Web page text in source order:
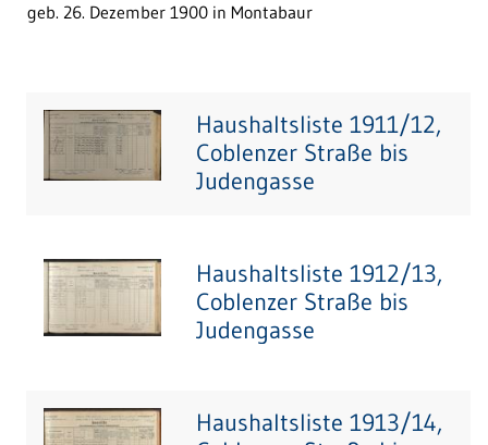
geb. 26. Dezember 1900 in Montabaur
Haushaltsliste 1911/12,
Coblenzer Straße bis
Judengasse
Haushaltsliste 1912/13,
Coblenzer Straße bis
Judengasse
Haushaltsliste 1913/14,